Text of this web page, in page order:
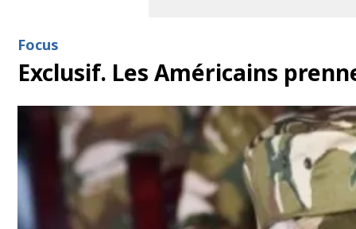
Focus
Exclusif. Les Américains